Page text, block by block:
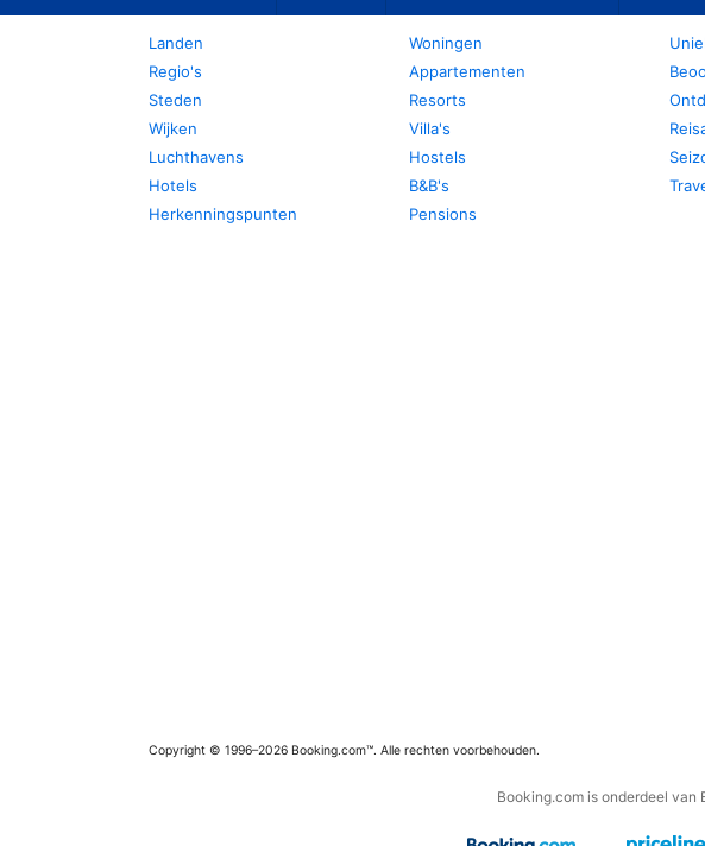
Landen
Regio's
Steden
Wijken
Luchthavens
Hotels
Herkenningspunten
Woningen
Appartementen
Resorts
Villa's
Hostels
B&B's
Pensions
Copyright © 1996–2026 Booking.com™. Alle rechten voorbehouden.
Booking.com is onderdeel van